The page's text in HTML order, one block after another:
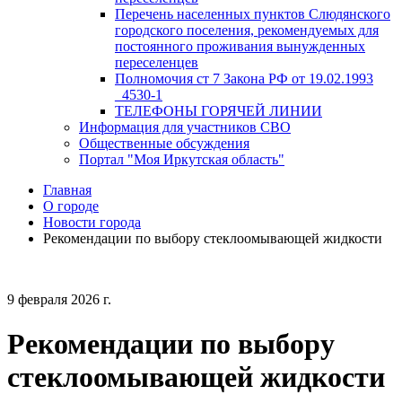
Перечень населенных пунктов Слюдянского
городского поселения, рекомендуемых для
постоянного проживания вынужденных
переселенцев
Полномочия ст 7 Закона РФ от 19.02.1993
_4530-1
ТЕЛЕФОНЫ ГОРЯЧЕЙ ЛИНИИ
Информация для участников СВО
Общественные обсуждения
Портал "Моя Иркутская область"
Главная
О городе
Новости города
Рекомендации по выбору стеклоомывающей жидкости
9 февраля 2026 г.
Рекомендации по выбору
стеклоомывающей жидкости